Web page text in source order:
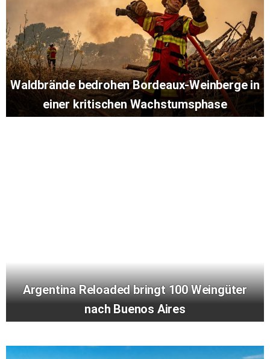
Waldbrände bedrohen Bordeaux-Weinberge in
einer kritischen Wachstumsphase
Argentina Reloaded bringt 100 Weingüter
nach Buenos Aires